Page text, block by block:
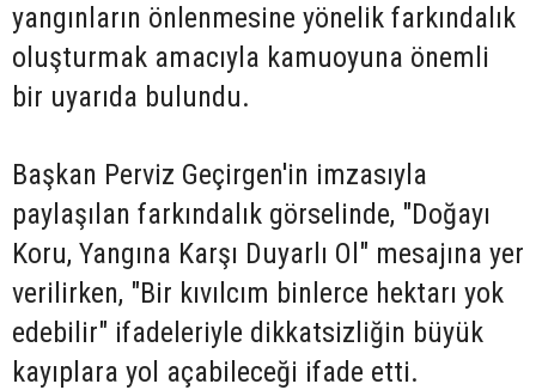
yangınların önlenmesine yönelik farkındalık
oluşturmak amacıyla kamuoyuna önemli
bir uyarıda bulundu.
Başkan Perviz Geçirgen'in imzasıyla
paylaşılan farkındalık görselinde, "Doğayı
Koru, Yangına Karşı Duyarlı Ol" mesajına yer
verilirken, "Bir kıvılcım binlerce hektarı yok
edebilir" ifadeleriyle dikkatsizliğin büyük
kayıplara yol açabileceği ifade etti.